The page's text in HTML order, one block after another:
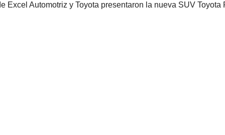
Excel Automotriz y Toyota presentaron la nueva SUV